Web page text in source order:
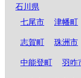
石川県
七尾市
津幡町
志賀町 珠洲市
中能登町 羽咋